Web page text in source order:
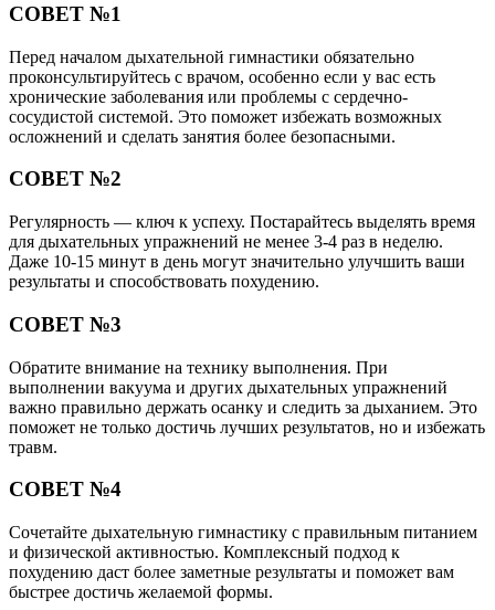
СОВЕТ №1
Перед началом дыхательной гимнастики обязательно
проконсультируйтесь с врачом, особенно если у вас есть
хронические заболевания или проблемы с сердечно-
сосудистой системой. Это поможет избежать возможных
осложнений и сделать занятия более безопасными.
СОВЕТ №2
Регулярность — ключ к успеху. Постарайтесь выделять время
для дыхательных упражнений не менее 3-4 раз в неделю.
Даже 10-15 минут в день могут значительно улучшить ваши
результаты и способствовать похудению.
СОВЕТ №3
Обратите внимание на технику выполнения. При
выполнении вакуума и других дыхательных упражнений
важно правильно держать осанку и следить за дыханием. Это
поможет не только достичь лучших результатов, но и избежать
травм.
СОВЕТ №4
Сочетайте дыхательную гимнастику с правильным питанием
и физической активностью. Комплексный подход к
похудению даст более заметные результаты и поможет вам
быстрее достичь желаемой формы.